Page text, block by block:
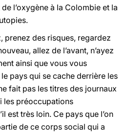
l’oxygène à la Colombie et la
prenez des risques, regardez
allez de l’avant, n’ayez
ainsi que vous vous
pays qui se cache derrière les
fait pas les titres des journaux
les préoccupations
est très loin. Ce pays que l’on
de ce corps social qui a